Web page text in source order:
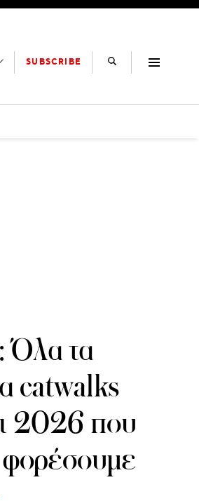
SUBSCRIBE
Όλα τα
catwalks
2026 που